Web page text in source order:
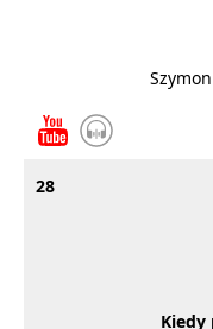
28
Kiedy